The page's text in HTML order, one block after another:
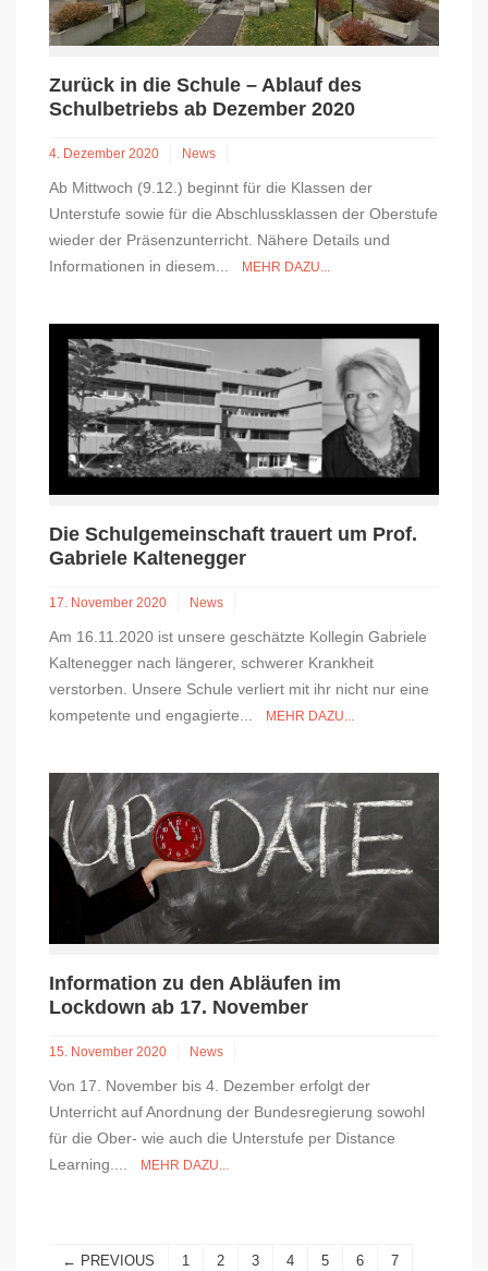
Zurück in die Schule – Ablauf des
Schulbetriebs ab Dezember 2020
4. Dezember 2020 News
Ab Mittwoch (9.12.) beginnt für die Klassen der
Unterstufe sowie für die Abschlussklassen der Oberstufe
wieder der Präsenzunterricht. Nähere Details und
Informationen in diesem...
MEHR DAZU...
Die Schulgemeinschaft trauert um Prof.
Gabriele Kaltenegger
17. November 2020 News
Am 16.11.2020 ist unsere geschätzte Kollegin Gabriele
Kaltenegger nach längerer, schwerer Krankheit
verstorben. Unsere Schule verliert mit ihr nicht nur eine
kompetente und engagierte...
MEHR DAZU...
Information zu den Abläufen im
Lockdown ab 17. November
15. November 2020 News
Von 17. November bis 4. Dezember erfolgt der
Unterricht auf Anordnung der Bundesregierung sowohl
für die Ober- wie auch die Unterstufe per Distance
Learning....
MEHR DAZU...
← PREVIOUS 1 2 3 4 5 6 7